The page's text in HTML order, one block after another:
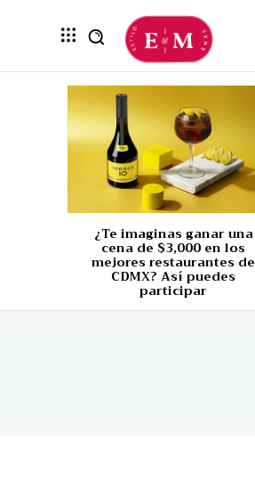
¿Te imaginas ganar una
cena de $3,000 en los
mejores restaurantes de
CDMX? Así puedes
participar